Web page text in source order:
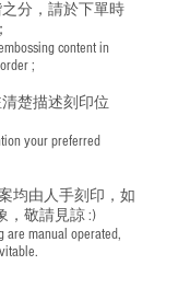
分，請於下單時
content in
;
楚描述刻印位
your preferred
均由人手刻印，如
，敬請見諒 :)
manual operated,